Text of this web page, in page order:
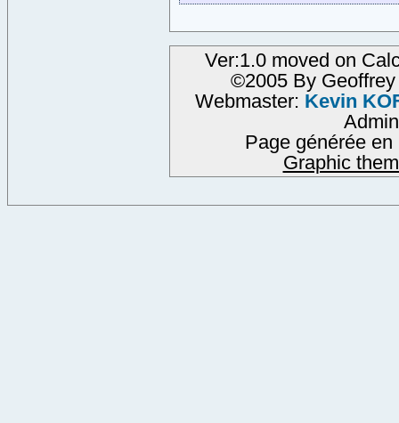
Ver:1.0 moved on
©2005 By
Webmaster: Kevin
Page générée
Graphic